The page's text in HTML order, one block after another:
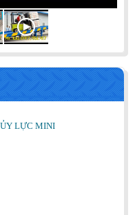
dụng của bàn nâng thủy lực
ngành nghề.
LỰC MINI